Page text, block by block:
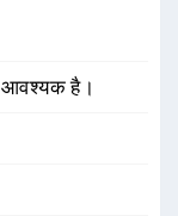
आवश्यक है।